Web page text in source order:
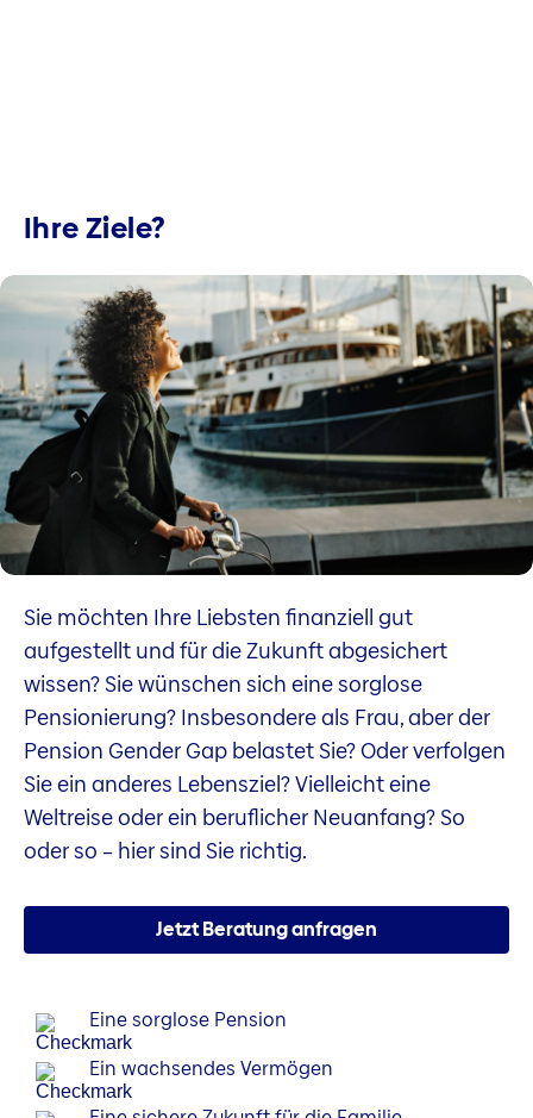
Ihre Ziele?
Sie möchten Ihre Liebsten finanziell gut
aufgestellt und für die Zukunft abgesichert
wissen? Sie wünschen sich eine sorglose
Pensionierung? Insbesondere als Frau, aber der
Pension Gender Gap belastet Sie? Oder verfolgen
Sie ein anderes Lebensziel? Vielleicht eine
Weltreise oder ein beruflicher Neuanfang? So
oder so – hier sind Sie richtig.
Jetzt Beratung anfragen
Eine sorglose Pension
Ein wachsendes Vermögen